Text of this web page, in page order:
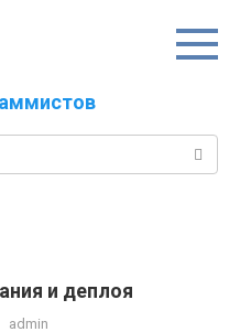
и деплоя
admin